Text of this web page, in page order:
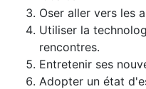
Oser aller vers les
Utiliser la
rencontres.
Entretenir ses
Adopter un état